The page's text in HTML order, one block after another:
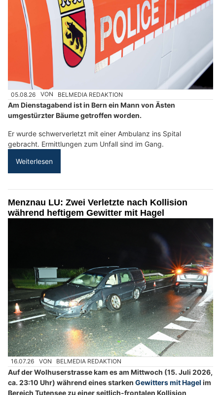
05.08.26 VON BELMEDIA REDAKTION
Am Dienstagabend ist in Bern ein Mann von Ästen
umgestürzter Bäume getroffen worden.
Er wurde schwerverletzt mit einer Ambulanz ins Spital
gebracht. Ermittlungen zum Unfall sind im Gang.
Weiterlesen
Menznau LU: Zwei Verletzte nach Kollision
während heftigem Gewitter mit Hagel
16.07.26 VON BELMEDIA REDAKTION
Auf der Wolhuserstrasse kam es am Mittwoch (15. Juli 2026,
ca. 23:10 Uhr) während eines starken Gewitters mit Hagel im
Bereich Tutensee zu einer seitlich-frontalen Kollision